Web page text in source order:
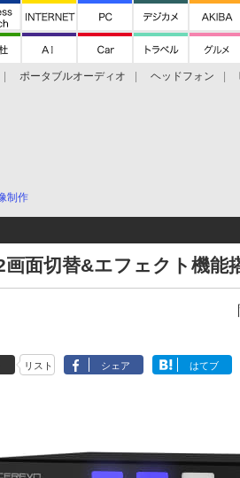
ポータブルオーディオ ヘッドフォン
制作
面切替&エフェクト機能
リスト シェア はてブ